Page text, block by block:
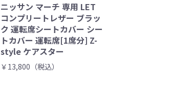
ニッサン マーチ 専用 LET
コンプリートレザー ブラッ
ク 運転席シートカバー シー
トカバー 運転席[1席分] Z-
style ケアスター
￥13,800（税込）